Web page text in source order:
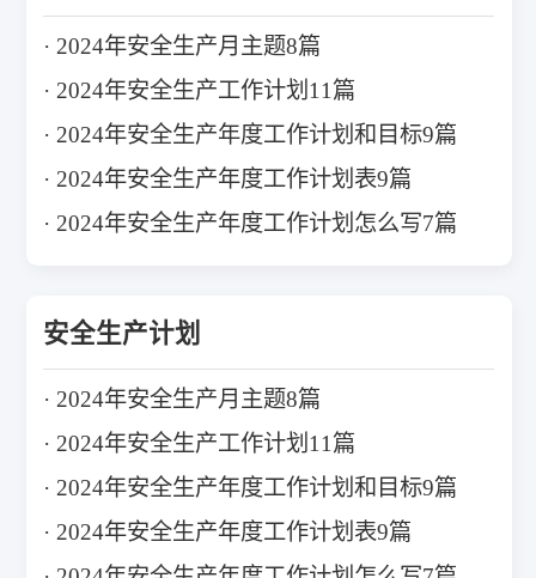
2024年安全生产月主题8篇
2024年安全生产工作计划11篇
2024年安全生产年度工作计划和目标9篇
2024年安全生产年度工作计划表9篇
2024年安全生产年度工作计划怎么写7篇
安全生产计划
2024年安全生产月主题8篇
2024年安全生产工作计划11篇
2024年安全生产年度工作计划和目标9篇
2024年安全生产年度工作计划表9篇